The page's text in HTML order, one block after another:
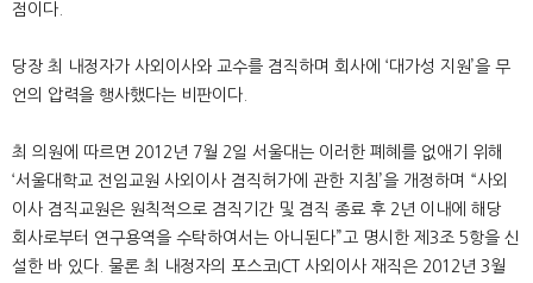
점이다.
당장 최 내정자가 사외이사와 교수를 겸직하며 회사에 ‘대가성 지원’을 무
언의 압력을 행사했다는 비판이다.
최 의원에 따르면 2012년 7월 2일 서울대는 이러한 폐혜를 없애기 위해
‘서울대학교 전임교원 사외이사 겸직허가에 관한 지침’을 개정하며 “사외
이사 겸직교원은 원칙적으로 겸직기간 및 겸직 종료 후 2년 이내에 해당
회사로부터 연구용역을 수탁하여서는 아니된다”고 명시한 제3조 5항을 신
설한 바 있다. 물론 최 내정자의 포스코ICT 사외이사 재직은 2012년 3월